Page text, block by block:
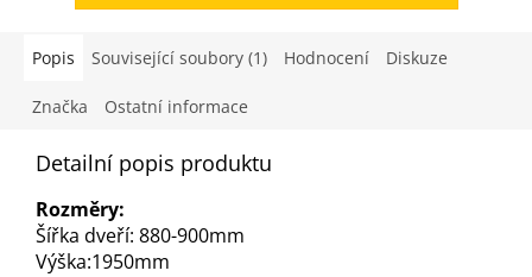
Popis Související soubory (1) Hodnocení Diskuze
Značka Ostatní informace
Detailní popis produktu
Rozměry:
Šířka dveří: 880-900mm
Výška:1950mm